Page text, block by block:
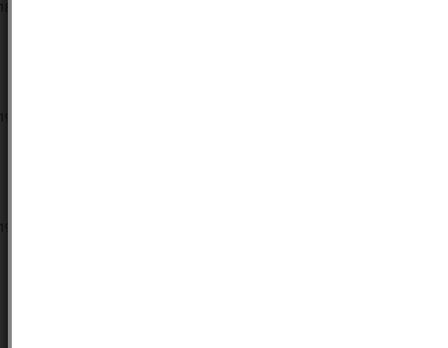
18/07/2025
19/03/2025
19/03/2024
M Tarifs et délais de livraisons très bien et produits conforment à mes